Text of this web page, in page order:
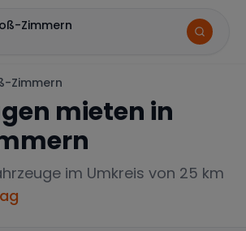
Zimmern
Zimmern
mieten in
im Umkreis von 25 km